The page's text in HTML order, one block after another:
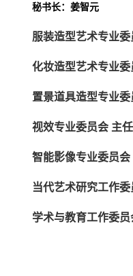
秘书长：姜智元
服装造型艺术专业委
化妆造型艺术专业委
置景道具造型专业委
视效专业委员会 主
智能影像专业委员会
当代艺术研究工作委
学术与教育工作委员